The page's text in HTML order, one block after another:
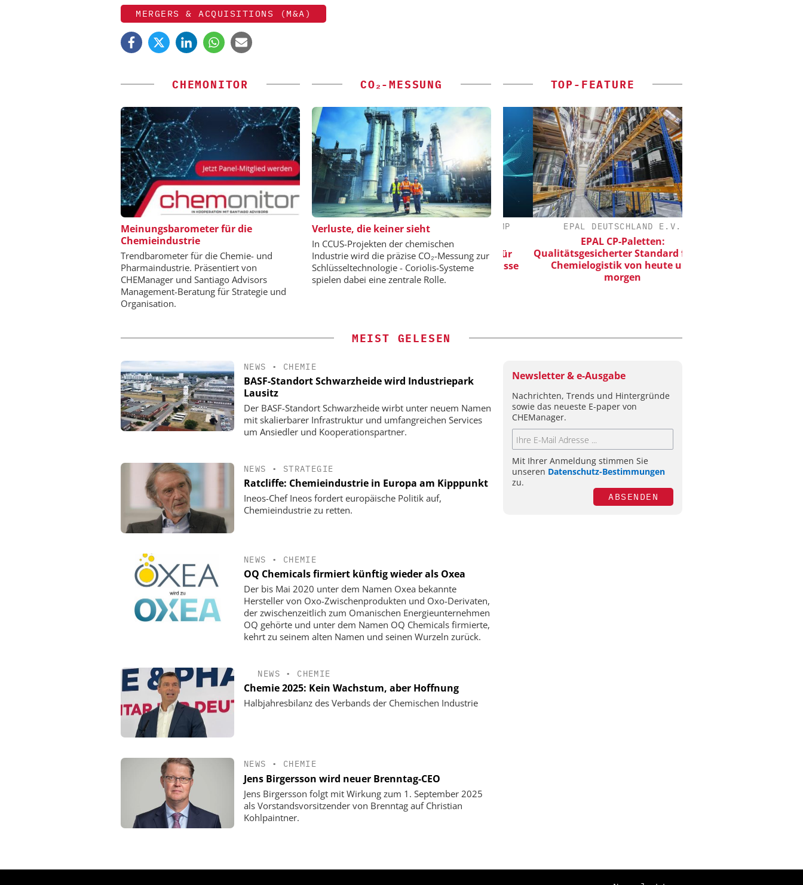
MERGERS & ACQUISITIONS (M&A)
CHEMONITOR
Meinungsbarometer für die
Chemieindustrie
Trendbarometer für die Chemie- und
Pharmaindustrie. Präsentiert von
CHEManager und Santiago Advisors
Management-Beratung für Strategie und
Organisation.
CO₂-MESSUNG
Verluste, die keiner sieht
In CCUS-Projekten der chemischen
Industrie wird die präzise CO₂-Messung zur
Schlüsseltechnologie - Coriolis-Systeme
spielen dabei eine zentrale Rolle.
TOP-FEATURE
CHEMANAGER C/O WILEY-VCH GMBH
Veranstaltungssponsoring: Next
Generation Batteries and Hydrogen
SAS INSTITUTE GMBH / JMP
SOFTWARE
Visualisierung von Daten für
wissenschaftliche Erkenntnisse
EPAL DEUTSCHLAND E.V.
EPAL CP-Paletten:
Qualitätsgesicherter Standard für die
Chemielogistik von heute und
morgen
MEIST GELESEN
NEWS • CHEMIE
BASF-Standort Schwarzheide wird Industriepark
Lausitz
Der BASF-Standort Schwarzheide wirbt unter neuem Namen
mit skalierbarer Infrastruktur und umfangreichen Services
um Ansiedler und Kooperationspartner.
NEWS • STRATEGIE
Ratcliffe: Chemieindustrie in Europa am Kipppunkt
Ineos-Chef Ineos fordert europäische Politik auf,
Chemieindustrie zu retten.
NEWS • CHEMIE
OQ Chemicals firmiert künftig wieder als Oxea
Der bis Mai 2020 unter dem Namen Oxea bekannte
Hersteller von Oxo-Zwischenprodukten und Oxo-Derivaten,
der zwischenzeitlich zum Omanischen Energieunternehmen
OQ gehörte und unter dem Namen OQ Chemicals firmierte,
kehrt zu seinem alten Namen und seinen Wurzeln zurück.
NEWS • CHEMIE
Chemie 2025: Kein Wachstum, aber Hoffnung
Halbjahresbilanz des Verbands der Chemischen Industrie
NEWS • CHEMIE
Jens Birgersson wird neuer Brenntag-CEO
Jens Birgersson folgt mit Wirkung zum 1. September 2025
als Vorstandsvorsitzender von Brenntag auf Christian
Kohlpaintner.
Newsletter & e-Ausgabe
Nachrichten, Trends und Hintergründe
sowie das neueste E-paper von
CHEManager.
Mit Ihrer Anmeldung stimmen Sie
unseren Datenschutz-Bestimmungen
zu.
ABSENDEN